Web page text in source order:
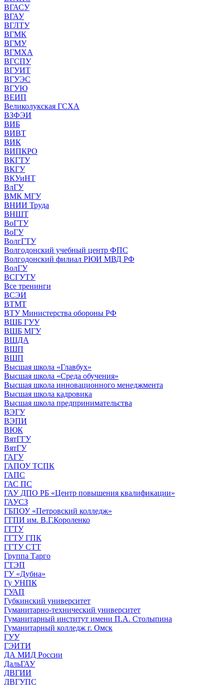
ВГАСУ
ВГАУ
ВГЛТУ
ВГМК
ВГМУ
ВГМХА
ВГСПУ
ВГУИТ
ВГУЭС
ВГУЮ
ВЕИП
Великолукская ГСХА
ВЗФЭИ
ВИБ
ВИВТ
ВИК
ВИПКРО
ВКГТУ
ВКГУ
ВКУиНТ
ВлГУ
ВМК МГУ
ВНИИ Труда
ВНШТ
ВоГТУ
ВоГУ
ВолгГТУ
Волгодонский учебный центр ФПС
Волгодонский филиал РЮИ МВД РФ
ВолГУ
ВСГУТУ
Все тренинги
ВСЭИ
ВТМТ
ВТУ Министерства обороны РФ
ВШБ ГУУ
ВШБ МГУ
ВШДА
ВШП
ВШП
Высшая школа «Главбух»
Высшая школа «Среда обучения»
Высшая школа инновационного менеджмента
Высшая школа кадровика
Высшая школа предпринимательства
ВЭГУ
ВЭПИ
ВЮК
ВятГГУ
ВятГУ
ГАГУ
ГАПОУ ТСПК
ГАПС
ГАС ПС
ГАУ ДПО РБ «Центр повышения квалификации»
ГАУСЗ
ГБПОУ «Петровский колледж»
ГГПИ им. В.Г.Короленко
ГГТУ
ГГТУ ГПК
ГГТУ СТТ
Группа Тарго
ГТЭП
ГУ «Дубна»
Гу УНПК
ГУАП
Губкинский университет
Гуманитарно-технический университет
Гуманитарный институт имени П.А. Столыпина
Гуманитарный колледж г. Омск
ГУУ
ГЭИТИ
ДА МИД России
ДальГАУ
ДВГИИ
ДВГУПС